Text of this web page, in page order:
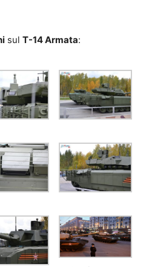
sul T-14 Armata: